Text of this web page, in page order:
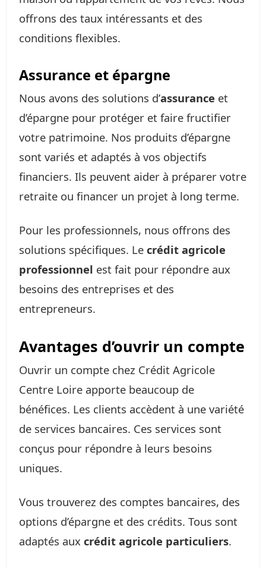
offrons des taux intéressants et des
conditions flexibles.
Assurance et épargne
Nous avons des solutions d’assurance et
d’épargne pour protéger et faire fructifier
votre patrimoine. Nos produits d’épargne
sont variés et adaptés à vos objectifs
financiers. Ils peuvent aider à préparer votre
retraite ou financer un projet à long terme.
Pour les professionnels, nous offrons des
solutions spécifiques. Le crédit agricole
professionnel est fait pour répondre aux
besoins des entreprises et des
entrepreneurs.
Avantages d’ouvrir un compte
Ouvrir un compte chez Crédit Agricole
Centre Loire apporte beaucoup de
bénéfices. Les clients accèdent à une variété
de services bancaires. Ces services sont
conçus pour répondre à leurs besoins
uniques.
Vous trouverez des comptes bancaires, des
options d’épargne et des crédits. Tous sont
adaptés aux crédit agricole particuliers.